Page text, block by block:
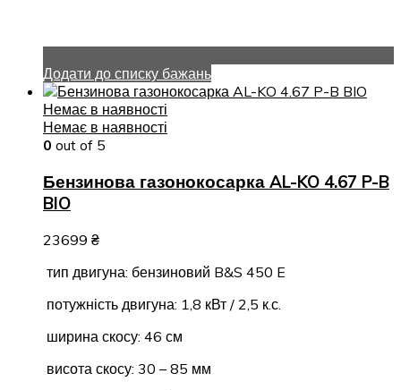
Додати до списку бажань
Немає в наявності
Немає в наявності
0 out of 5
Бензинова газонокосарка AL-KO 4.67 P-B
BIO
23699 ₴
тип двигуна: бензиновий B&S 450 E
потужність двигуна: 1,8 кВт / 2,5 к.с.
ширина скосу: 46 см
висота скосу: 30 – 85 мм